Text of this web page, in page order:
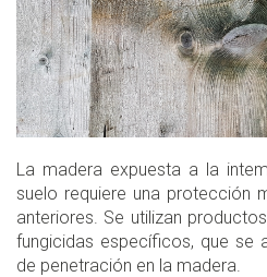
La madera expuesta a la
suelo requiere una protección
anteriores. Se utilizan
fungicidas específicos, que se
de penetración en la madera.